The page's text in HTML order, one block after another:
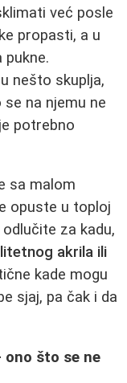
već posle
propasti, a u
nešto skuplja,
na njemu ne
potrebno
sa malom
opuste u toploj
za kadu,
akrila ili
kade mogu
sjaj, pa čak i da
što se ne